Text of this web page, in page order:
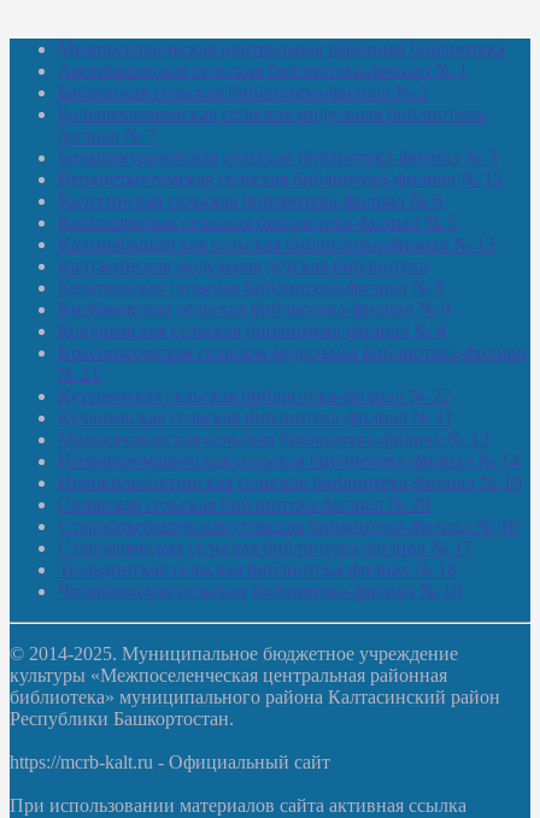
Межпоселенческая центральная районная библиотека
Амзибашевская сельская библиотека-филиал № 1
Бабаевская сельская библиотека-филиал № 2
Большекачаковская сельская модельная библиотека-
филиал № 7
Большекуразовская сельская библиотека-филиал № 3
Верхнетыхтемская сельская библиотека-филиал № 15
Калегинская сельская библиотека-филиал № 6
Калмашевская сельская библиотека-филиал № 5
Калмиябашевская сельская библиотека-филиал № 13
Калтасинская модельная детская библиотека
Кельтеевская сельская библиотека-филиал № 8
Киебаковская сельская библиотека-филиал № 9
Кокушевская сельская библиотека-филиал № 4
Краснохолмская сельская модельная библиотека-филиал
№ 21
Кутеремская сельская библиотека-филиал № 22
Кучашевская сельская библиотека-филиал № 11
Малокачаковская сельская библиотека-филиал № 12
Нижнекачмашевская сельская библиотека-филиал № 14
Новокильбахтинская сельская библиотека-филиал № 19
Сазовская сельская библиотека-филиал № 20
Староорьебашевская сельская библиотека-филиал № 16
Старояшевская сельская библиотека-филиал № 17
Тюльдинская сельская библиотека-филиал № 18
Чилибеевская сельская библиотека-филиал № 10
© 2014-2025. Муниципальное бюджетное учреждение
культуры «Межпоселенческая центральная районная
библиотека» муниципального района Калтасинский район
Республики Башкортостан.
https://mcrb-kalt.ru - Официальный сайт
При использовании материалов сайта активная ссылка